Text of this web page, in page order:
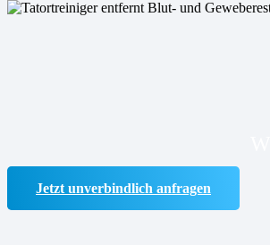
Jetzt unverbindlich anfragen